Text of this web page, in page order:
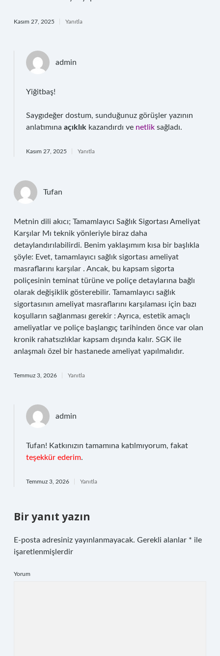
Kasım 27, 2025 Yanıtla
admin
Yiğitbaş!
Saygıdeğer dostum, sunduğunuz görüşler yazının
anlatımına açıklık kazandırdı ve netlik sağladı.
Kasım 27, 2025 Yanıtla
Tufan
Metnin dili akıcı; Tamamlayıcı Sağlık Sigortası Ameliyat
Karşılar Mı teknik yönleriyle biraz daha
detaylandırılabilirdi. Benim yaklaşımım kısa bir başlıkla
şöyle: Evet, tamamlayıcı sağlık sigortası ameliyat
masraflarını karşılar . Ancak, bu kapsam sigorta
poliçesinin teminat türüne ve poliçe detaylarına bağlı
olarak değişiklik gösterebilir. Tamamlayıcı sağlık
sigortasının ameliyat masraflarını karşılaması için bazı
koşulların sağlanması gerekir : Ayrıca, estetik amaçlı
ameliyatlar ve poliçe başlangıç tarihinden önce var olan
kronik rahatsızlıklar kapsam dışında kalır. SGK ile
anlaşmalı özel bir hastanede ameliyat yapılmalıdır.
Temmuz 3, 2026 Yanıtla
admin
Tufan! Katkınızın tamamına katılmıyorum, fakat
teşekkür ederim.
Temmuz 3, 2026 Yanıtla
Bir yanıt yazın
E-posta adresiniz yayınlanmayacak. Gerekli alanlar * ile
işaretlenmişlerdir
Yorum